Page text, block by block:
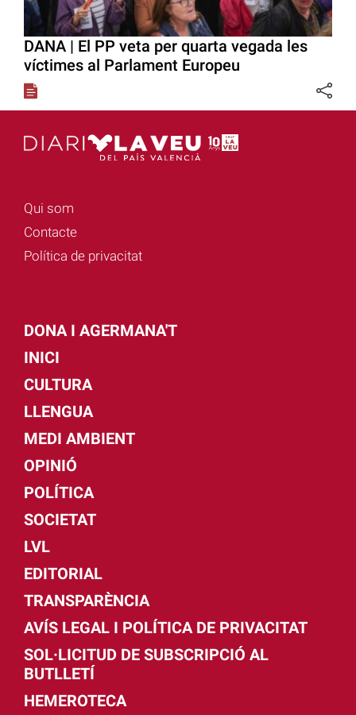
DANA | El PP veta per quarta vegada les
víctimes al Parlament Europeu
Qui som
Contacte
Política de privacitat
DONA I AGERMANA'T
INICI
CULTURA
LLENGUA
MEDI AMBIENT
OPINIÓ
POLÍTICA
SOCIETAT
LVL
EDITORIAL
TRANSPARÈNCIA
AVÍS LEGAL I POLÍTICA DE PRIVACITAT
SOL·LICITUD DE SUBSCRIPCIÓ AL
BUTLLETÍ
HEMEROTECA